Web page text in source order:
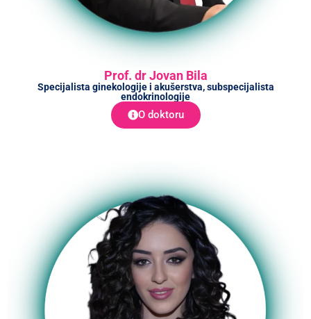
Prof. dr Jovan Bila
Specijalista ginekologije i akušerstva, subspecijalista
endokrinologije
O doktoru